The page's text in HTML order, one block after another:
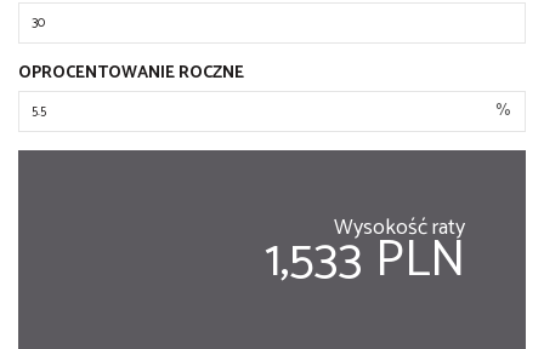
OPROCENTOWANIE ROCZNE
%
Wysokość raty
1,533 PLN